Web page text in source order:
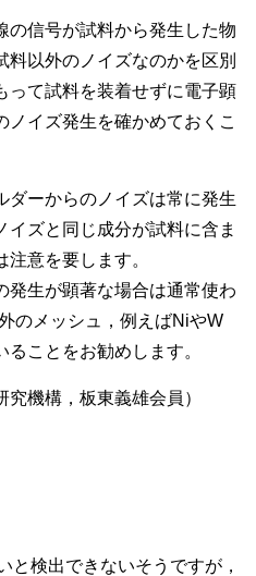
の信号が試料から発生した物
料以外のノイズなのかを区別
って試料を装着せずに電子顕
ノイズ発生を確かめておくこ
ダーからのノイズは常に発生
イズと同じ成分が試料に含ま
意を要します。
発生が顕著な場合は通常使わ
のメッシュ，例えばNiやW
ることをお勧めします。
究機構，板東義雄会員）
と検出できないそうですが，